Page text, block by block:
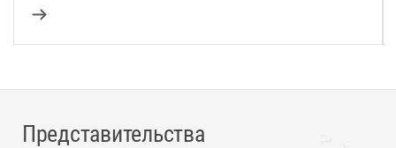
Представительства